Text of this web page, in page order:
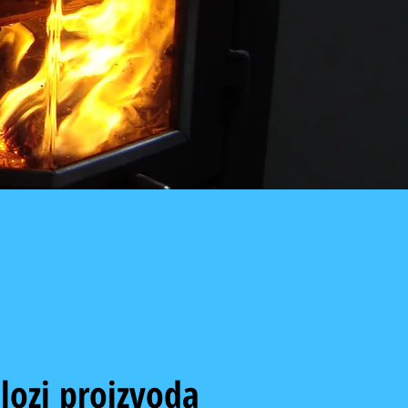
proizvoda